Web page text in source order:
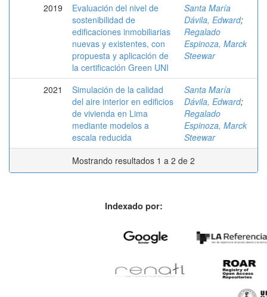
2019
Evaluación del nivel de
sostenibilidad de
edificaciones inmobiliarias
nuevas y existentes, con
propuesta y aplicación de
la certificación Green UNI
Santa María
Dávila, Edward;
Regalado
Espinoza, Marck
Steewar
2021
Simulación de la calidad
del aire interior en edificios
de vivienda en Lima
mediante modelos a
escala reducida
Santa María
Dávila, Edward;
Regalado
Espinoza, Marck
Steewar
Mostrando resultados 1 a 2 de 2
Indexado por: